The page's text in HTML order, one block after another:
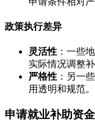
政策执行差异
灵活性 ：一些
实际情况调整
严格性 ：另一
用透明和规范。
申请就业补助资